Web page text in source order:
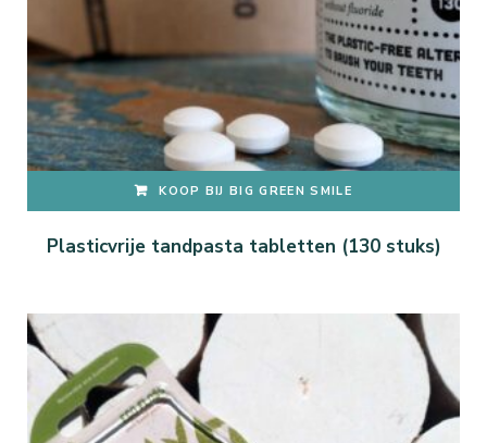
KOOP BIJ BIG GREEN SMILE
Plasticvrije tandpasta tabletten (130 stuks)